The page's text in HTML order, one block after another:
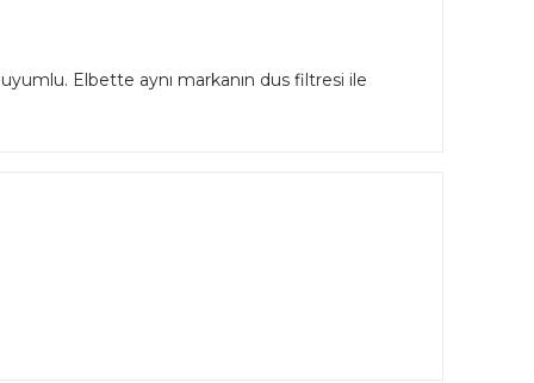
Elbette aynı markanın dus filtresi ile